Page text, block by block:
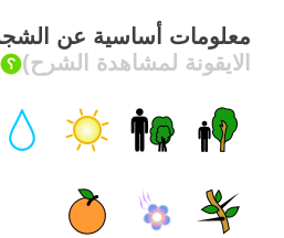
معلومات أساسية عن
الايقونة لمشاهدة الشرح)